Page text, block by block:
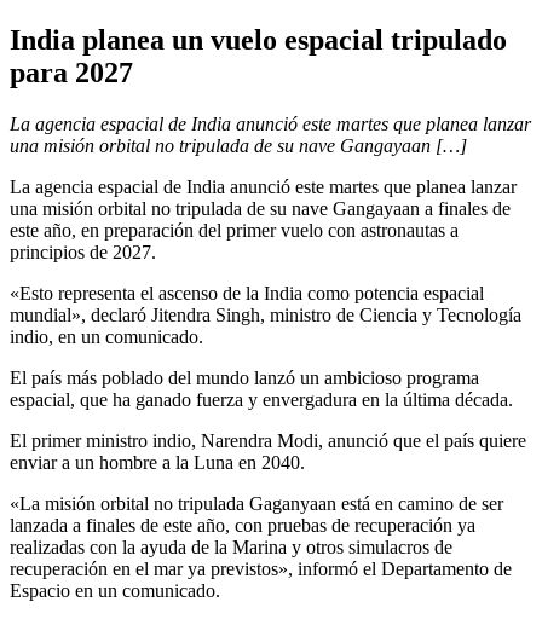
India planea un vuelo espacial tripulado
para 2027
La agencia espacial de India anunció este martes que planea lanzar
una misión orbital no tripulada de su nave Gangayaan […]
La agencia espacial de India anunció este martes que planea lanzar
una misión orbital no tripulada de su nave Gangayaan a finales de
este año, en preparación del primer vuelo con astronautas a
principios de 2027.
«Esto representa el ascenso de la India como potencia espacial
mundial», declaró Jitendra Singh, ministro de Ciencia y Tecnología
indio, en un comunicado.
El país más poblado del mundo lanzó un ambicioso programa
espacial, que ha ganado fuerza y envergadura en la última década.
El primer ministro indio, Narendra Modi, anunció que el país quiere
enviar a un hombre a la Luna en 2040.
«La misión orbital no tripulada Gaganyaan está en camino de ser
lanzada a finales de este año, con pruebas de recuperación ya
realizadas con la ayuda de la Marina y otros simulacros de
recuperación en el mar ya previstos», informó el Departamento de
Espacio en un comunicado.